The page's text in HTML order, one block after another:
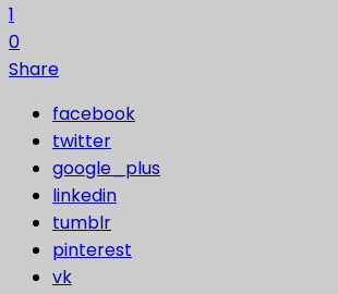
1
0
Share
facebook
twitter
google_plus
linkedin
tumblr
pinterest
vk